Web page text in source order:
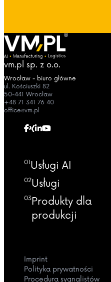
vm.pl sp. z o.o.
Wrocław - biuro główne
ul. Kościuszki 82
50-441 Wrocław
+48 71 341 76 40
office@vm.pl
01 Usługi AI
02Usługi
03 Produkty dla
produkcji
Imprint
Polityka prywatności
Procedura sygnalistów